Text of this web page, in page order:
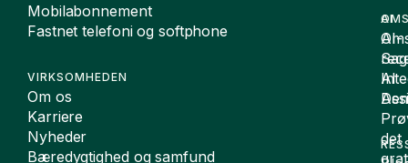
Mobilabonnement
Fastnet telefoni og softphone
VIRKSOMHEDEN
Om os
Karriere
Nyheder
Bæredygtighed og samfund
AI
AI-
AI
det